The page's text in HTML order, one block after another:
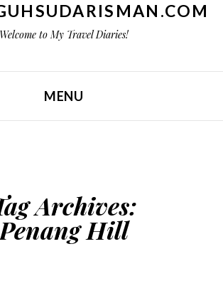
Welcome to My Travel Diaries!
MENU
Archives:
Penang Hill